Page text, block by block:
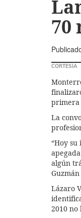
70
CORTESÍA
primera
La
“Hoy
algún
Lázaro
2010 no